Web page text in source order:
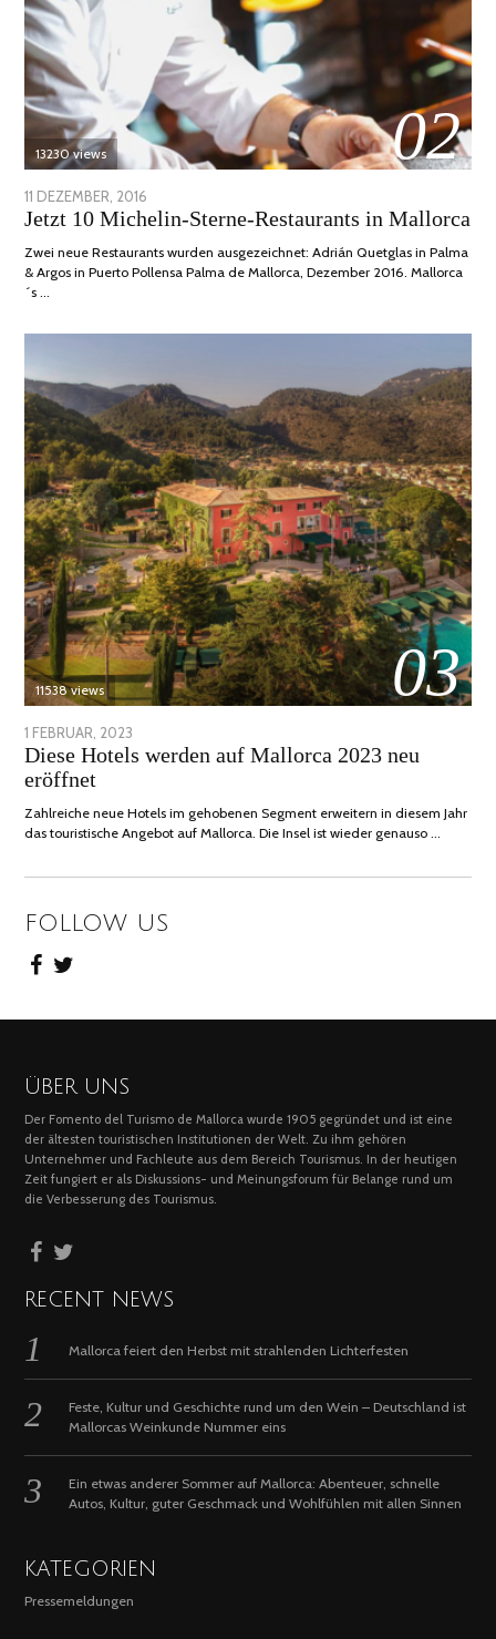
02
13230 views
POSTED
ON
11 DEZEMBER, 2016
JUNI,
Jetzt 10 Michelin-Sterne-Restaurants in Mallorca
Zwei neue Restaurants wurden ausgezeichnet: Adrián Quetglas in Palma
& Argos in Puerto Pollensa Palma de Mallorca, Dezember 2016. Mallorca
´s …
03
11538 views
POSTED
ON
1 FEBRUAR, 2023
FEBRUAR,
Diese Hotels werden auf Mallorca 2023 neu
eröffnet
Zahlreiche neue Hotels im gehobenen Segment erweitern in diesem Jahr
das touristische Angebot auf Mallorca. Die Insel ist wieder genauso …
FOLLOW US
ÜBER UNS
Der Fomento del Turismo de Mallorca wurde 1905 gegründet und ist eine
der ältesten touristischen Institutionen der Welt. Zu ihm gehören
Unternehmer und Fachleute aus dem Bereich Tourismus. In der heutigen
Zeit fungiert er als Diskussions- und Meinungsforum für Belange rund um
die Verbesserung des Tourismus.
RECENT NEWS
Mallorca feiert den Herbst mit strahlenden Lichterfesten
Feste, Kultur und Geschichte rund um den Wein – Deutschland ist
Mallorcas Weinkunde Nummer eins
Ein etwas anderer Sommer auf Mallorca: Abenteuer, schnelle
Autos, Kultur, guter Geschmack und Wohlfühlen mit allen Sinnen
KATEGORIEN
Pressemeldungen